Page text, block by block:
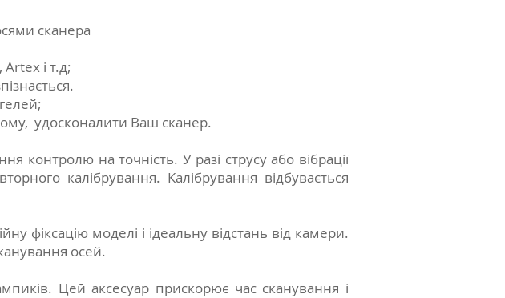
сканера
і т.д;
удосконалити Ваш сканер.
контролю на точність. У разі струсу або вібрації
калібрування. Калібрування відбувається
фіксацію моделі і ідеальну відстань від камери.
осей.
Цей аксесуар прискорює час сканування і